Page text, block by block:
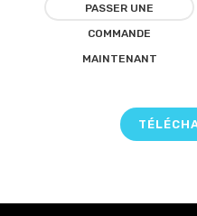
MORE
PASSER UNE
COMMANDE
MAINTENANT